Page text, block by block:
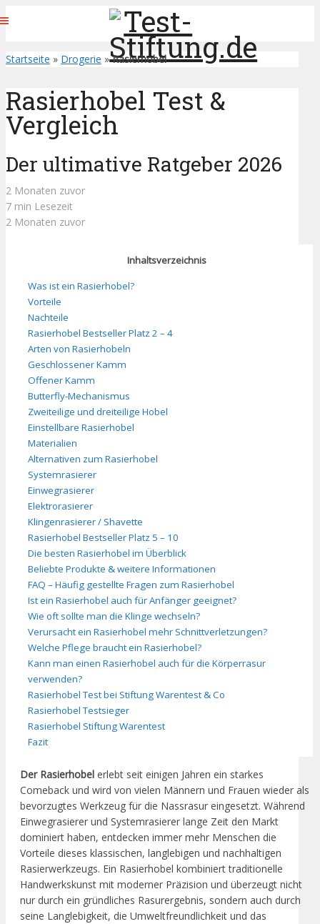
Startseite » Drogerie »Rasierhobel
Rasierhobel Test &
Vergleich
Der ultimative Ratgeber 2026
2 Monaten zuvor
7 min Lesezeit
2 Monaten zuvor
Inhaltsverzeichnis
Was ist ein Rasierhobel?
Vorteile
Nachteile
Rasierhobel Bestseller Platz 2 – 4
Arten von Rasierhobeln
Geschlossener Kamm
Offener Kamm
Butterfly-Mechanismus
Zweiteilige und dreiteilige Hobel
Einstellbare Rasierhobel
Materialien
Alternativen zum Rasierhobel
Systemrasierer
Einwegrasierer
Elektrorasierer
Klingenrasierer / Shavette
Rasierhobel Bestseller Platz 5 – 10
Die besten Rasierhobel im Überblick
Beliebte Produkte & weitere Informationen
FAQ – Häufig gestellte Fragen zum Rasierhobel
Ist ein Rasierhobel auch für Anfänger geeignet?
Wie oft sollte man die Klinge wechseln?
Verursacht ein Rasierhobel mehr Schnittverletzungen?
Welche Pflege braucht ein Rasierhobel?
Kann man einen Rasierhobel auch für die Körperrasur
verwenden?
Rasierhobel Test bei Stiftung Warentest & Co
Rasierhobel Testsieger
Rasierhobel Stiftung Warentest
Fazit
Der Rasierhobel erlebt seit einigen Jahren ein starkes
Comeback und wird von vielen Männern und Frauen wieder als
bevorzugtes Werkzeug für die Nassrasur eingesetzt. Während
Einwegrasierer und Systemrasierer lange Zeit den Markt
dominiert haben, entdecken immer mehr Menschen die
Vorteile dieses klassischen, langlebigen und nachhaltigen
Rasierwerkzeugs. Ein Rasierhobel kombiniert traditionelle
Handwerkskunst mit moderner Präzision und überzeugt nicht
nur durch ein gründliches Rasurergebnis, sondern auch durch
seine Langlebigkeit, die Umweltfreundlichkeit und das